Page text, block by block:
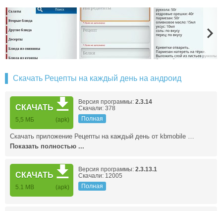
Скачать Рецепты на каждый день на андроид
СКАЧАТЬ
5,5 МБ (apk)
Версия программы: 2.3.14
Скачали: 378
Полная
Скачать приложение Рецепты на каждый день от kbmobile …
Показать полностью ...
СКАЧАТЬ
5.1 MB (apk)
Версия программы: 2.3.13.1
Скачали: 12005
Полная